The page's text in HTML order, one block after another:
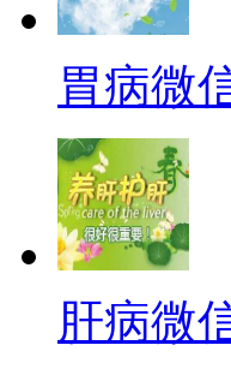
胃病微
肝病微